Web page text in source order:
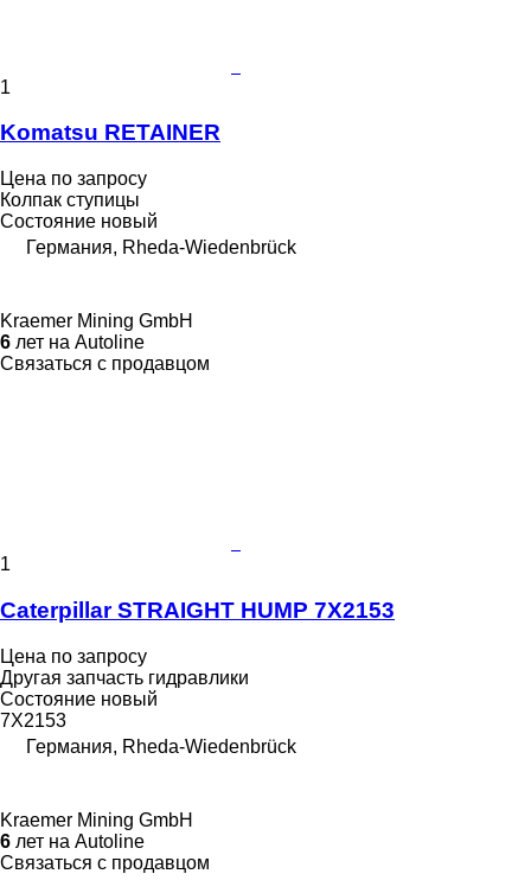
1
Komatsu RETAINER
Цена по запросу
Колпак ступицы
Состояние новый
Германия, Rheda-Wiedenbrück
Kraemer Mining GmbH
6 лет на Autoline
Связаться с продавцом
1
Caterpillar STRAIGHT HUMP 7X2153
Цена по запросу
Другая запчасть гидравлики
Состояние новый
7X2153
Германия, Rheda-Wiedenbrück
Kraemer Mining GmbH
6 лет на Autoline
Связаться с продавцом